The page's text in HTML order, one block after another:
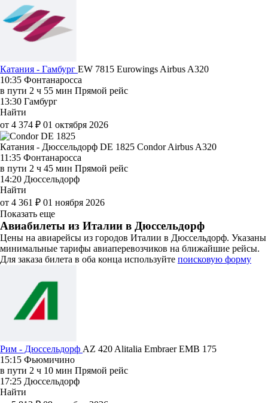
Катания - Гамбург EW 7815 Eurowings Airbus A320
10:35 Фонтанаросса
в пути 2 ч 55 мин Прямой рейс
13:30 Гамбург
Найти
от 4 374 ₽ 01 октября 2026
Катания - Дюссельдорф DE 1825 CondorAirbus A320
11:35 Фонтанаросса
в пути 2 ч 45 мин Прямой рейс
14:20 Дюссельдорф
Найти
от 4 361 ₽ 01 ноября 2026
Показать еще
Авиабилеты из Италии в Дюссельдорф
Цены на авиарейсы из городов Италии в Дюссельдорф. Указаны
минимальные тарифы авиаперевозчиков на ближайшие рейсы.
Для заказа билета в оба конца используйте поисковую форму
Рим - Дюссельдорф AZ 420 Alitalia Embraer EMB 175
15:15 Фьюмичино
в пути 2 ч 10 мин Прямой рейс
17:25 Дюссельдорф
Найти